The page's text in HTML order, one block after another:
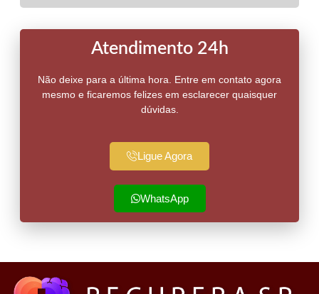
Atendimento 24h
Não deixe para a última hora. Entre em contato agora
mesmo e ficaremos felizes em esclarecer quaisquer
dúvidas.
Ligue Agora
WhatsApp